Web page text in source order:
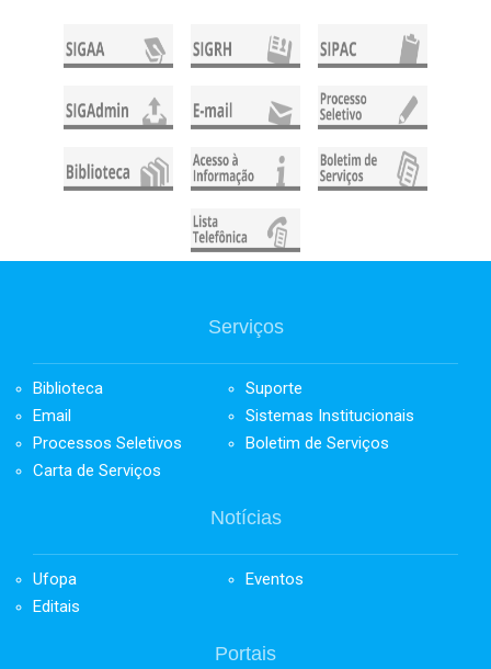
Serviços
Biblioteca
Suporte
Email
Sistemas Institucionais
Processos Seletivos
Boletim de Serviços
Carta de Serviços
Notícias
Ufopa
Eventos
Editais
Portais